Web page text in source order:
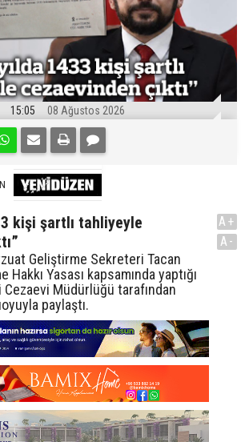
15:05 08 Ağustos 2026
kişi şartlı tahliyeyle
Geliştirme Sekreteri Tacan
Hakkı Yasası kapsamında yaptığı
Müdürlüğü tarafından
paylaştı.
A+
A-